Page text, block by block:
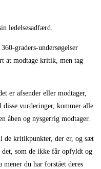
ledelsesadfærd.
graders-undersøgelser
at modtage kritik, men tag
er afsender eller modtager,
vurderinger, kommer alle
åben og nysgerrig modtager.
kritikpunkter, der er, og sæt
det, som de ikke får opfyldt og
mener du har forstået deres